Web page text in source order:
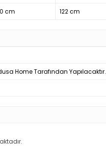
cm 122 cm
Home Tarafından Yapılacaktır.